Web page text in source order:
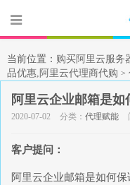
当前位置： 购买阿里云服务
品优惠,阿里云代理商代购 >
阿里云企业邮箱是
2020-07-02 分类： 代理赋能
客户提问：
阿里云企业邮箱是如何